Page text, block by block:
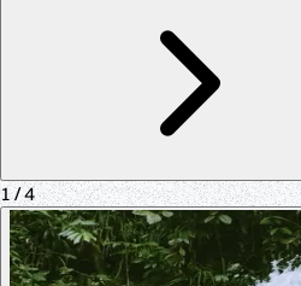
1/ 4